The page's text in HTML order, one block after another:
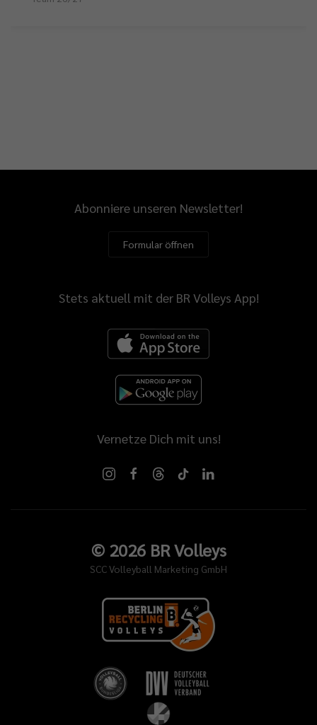
Abonniere unseren Newsletter!
Formular öffnen
Stets aktuell mit der BR Volleys App!
Vernetze Dich mit uns!
© 2026BR Volleys
SCC Volleyball Marketing GmbH